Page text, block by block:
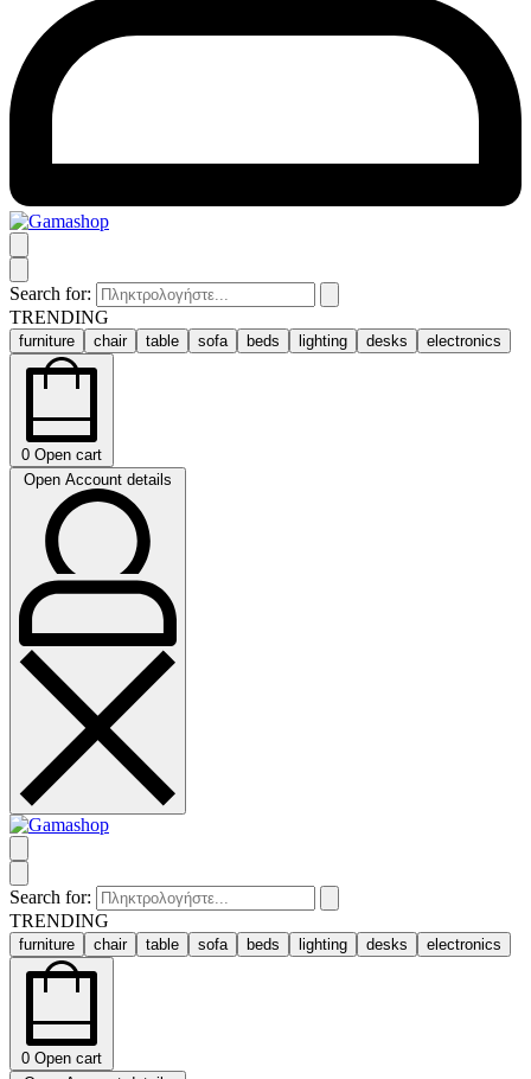
Search for:
TRENDING
furniture chair table sofa beds lighting desks electronics
0 Open cart
Open Account details
Search for:
TRENDING
furniture chair table sofa beds lighting desks electronics
0 Open cart